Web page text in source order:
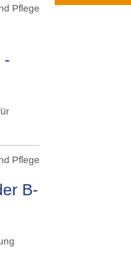
Pflege
-
Pflege
B-